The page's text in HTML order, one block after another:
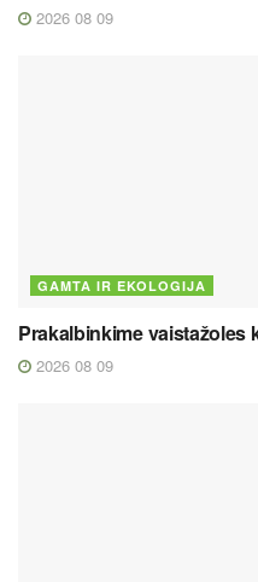
2026 08 09
GAMTA IR EKOLOGIJA
Prakalbinkime vaistažoles
2026 08 09